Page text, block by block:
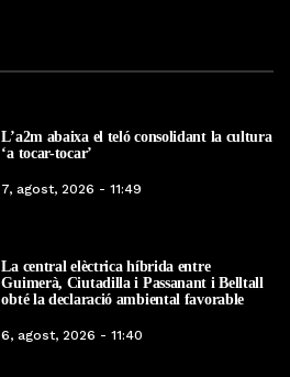
L’a2m abaixa el teló consolidant la cultura
‘a tocar-tocar’
7, agost, 2026 - 11:49
La central elèctrica híbrida entre
Guimerà, Ciutadilla i Passanant i Belltall
obté la declaració ambiental favorable
6, agost, 2026 - 11:40